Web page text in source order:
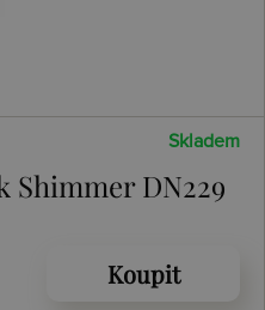
Skladem
DN229
Koupit